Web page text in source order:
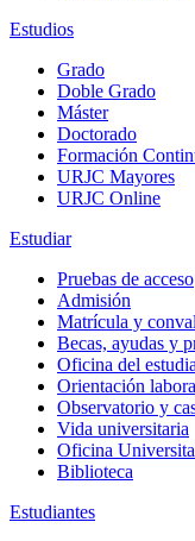
Estudios
Grado
Doble Grado
Máster
Doctorado
Formación
URJC Mayores
URJC Online
Estudiar
Pruebas de acceso
Admisión
Matrícula y
Becas, ayudas y
Oficina del
Orientación
Observatorio y
Vida universitaria
Oficina
Biblioteca
Estudiantes